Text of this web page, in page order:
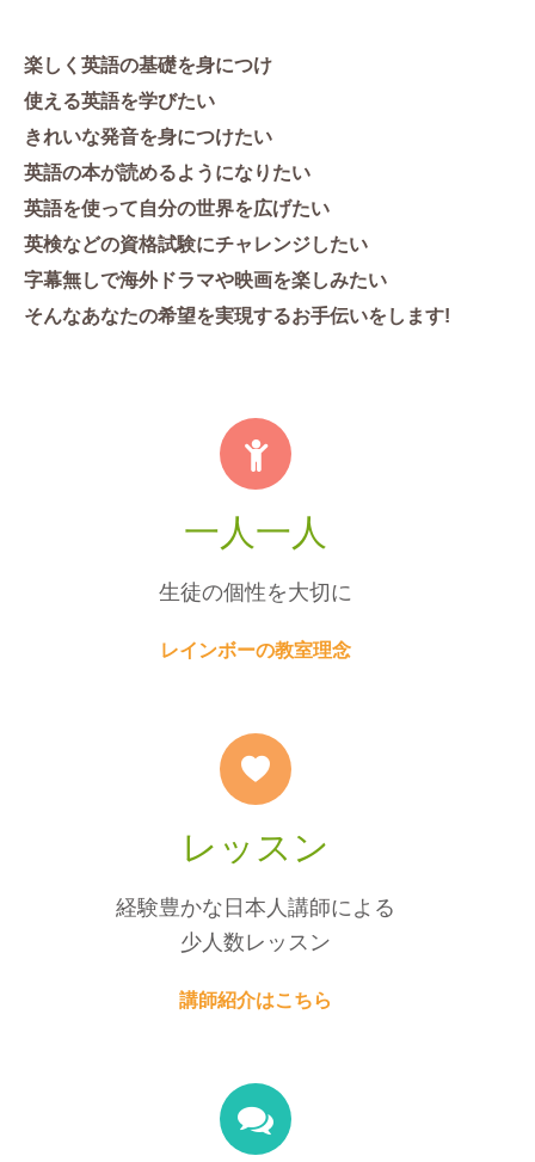
楽しく英語の基礎を身につけ
使える英語を学びたい
きれいな発音を身につけたい
英語の本が読めるようになりたい
英語を使って自分の世界を広げたい
英検などの資格試験にチャレンジしたい
字幕無しで海外ドラマや映画を楽しみたい
そんなあなたの希望を実現するお手伝いをします!
一人一人
生徒の個性を大切に
レインボーの教室理念
レッスン
経験豊かな日本人講師による
少人数レッスン
講師紹介はこちら